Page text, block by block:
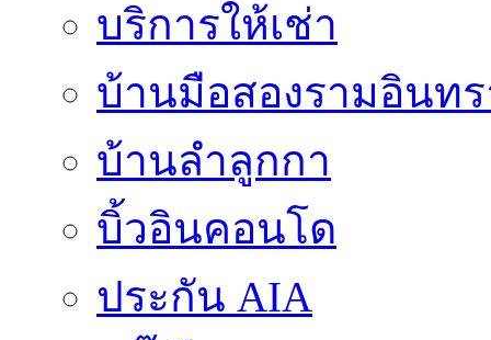
บริการให้เช่า
บ้านมือสองรามอินท
บ้านลำลูกกา
บิ้วอินคอนโด
ประกัน AIA